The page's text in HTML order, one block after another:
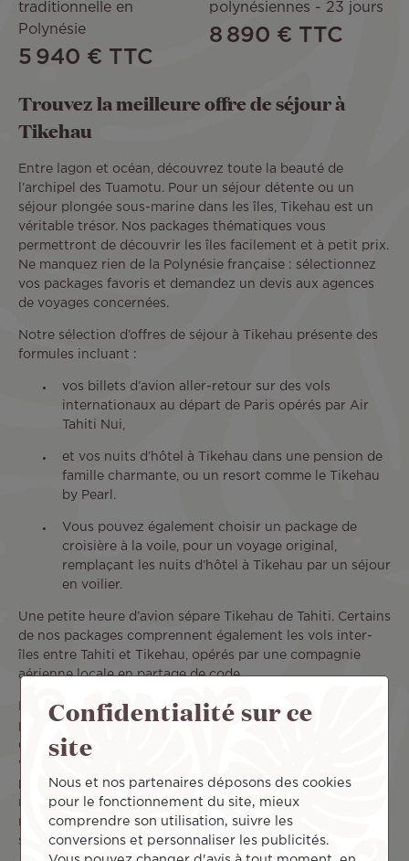
traditionnelle en
Polynésie
5 940 € TTC
polynésiennes - 23 jours
8 890 € TTC
Trouvez la meilleure offre de séjour à
Tikehau
Entre lagon et océan, découvrez toute la beauté de
l’archipel des Tuamotu. Pour un séjour détente ou un
séjour plongée sous-marine dans les îles, Tikehau est un
véritable trésor. Nos packages thématiques vous
permettront de découvrir les îles facilement et à petit prix.
Ne manquez rien de la Polynésie française : sélectionnez
vos packages favoris et demandez un devis aux agences
de voyages concernées.
Notre sélection d’offres de séjour à Tikehau présente des
formules incluant :
vos billets d’avion aller-retour sur des vols
internationaux au départ de Paris opérés par Air
Tahiti Nui,
et vos nuits d’hôtel à Tikehau dans une pension de
famille charmante, ou un resort comme le Tikehau
by Pearl.
Vous pouvez également choisir un package de
croisière à la voile, pour un voyage original,
remplaçant les nuits d’hôtel à Tikehau par un séjour
en voilier.
Une petite heure d’avion sépare Tikehau de Tahiti. Certains
de nos packages comprennent également les vols inter-
îles entre Tahiti et Tikehau, opérés par une compagnie
aérienne locale en partage de code.
Pour en savoir plus sur nos offres, veuillez contacter nos
partenaires spécialistes de Tahiti et des îles. Votre agence
de voyage pourra ainsi adapter votre séjour à Tikehau et
vos nuits d’hôtel à vos envies. N’hésitez pas à demander
plus de renseignements pour réserver également des
meilleures excursions depuis votre pension ou votre
resort. Profitez de votre voyage à Tikehau à petit prix, et
sans stress !
Confidentialité sur ce
site
Nous et nos partenaires déposons des cookies
pour le fonctionnement du site, mieux
comprendre son utilisation, suivre les
conversions et personnaliser les publicités.